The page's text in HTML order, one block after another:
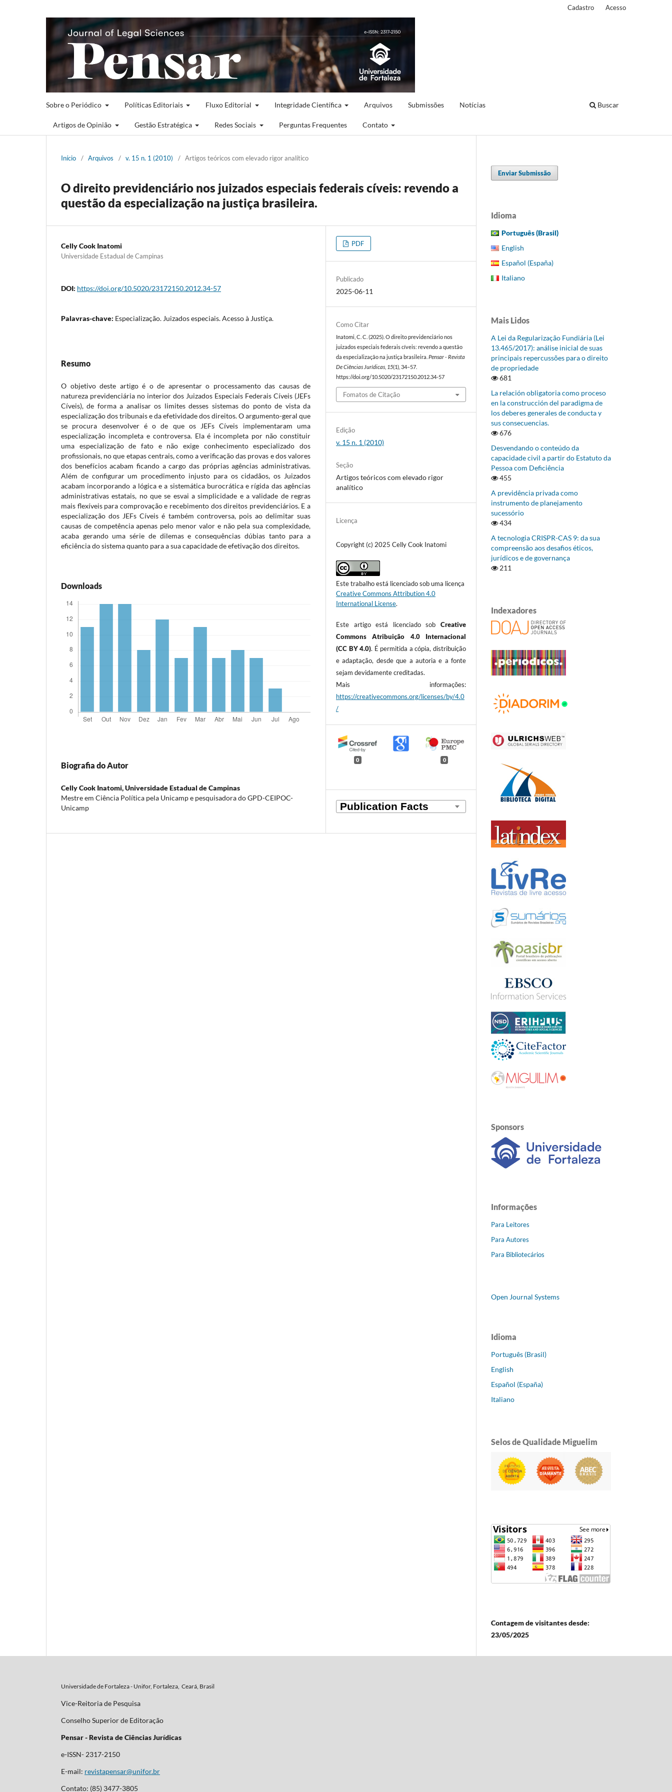
Sobre o Periódico Políticas Editoriais Fluxo Editorial Integridade Científica Arquivos Submissões Notícias
Artigos de Opinião Gestão Estratégica Redes Sociais Perguntas Frequentes Contato
Buscar
Cadastro Acesso
Início / Arquivos / v. 15 n. 1 (2010) / Artigos teóricos com elevado rigor analítico
O direito previdenciário nos juizados especiais federais cíveis: revendo a
questão da especialização na justiça brasileira.
Celly Cook Inatomi
Universidade Estadual de Campinas
DOI: https://doi.org/10.5020/23172150.2012.34-57
Palavras-chave: Especialização. Juizados especiais. Acesso à Justiça.
Resumo
O objetivo deste artigo é o de apresentar o processamento das causas de
natureza previdenciária no interior dos Juizados Especiais Federais Cíveis (JEFs
Cíveis), de forma a analisar os limites desses sistemas do ponto de vista da
especialização dos tribunais e da efetividade dos direitos. O argumento-geral que
se procura desenvolver é o de que os JEFs Cíveis implementaram uma
especialização incompleta e controversa. Ela é incompleta por não constituir
uma especialização de fato e não exige conhecimento especializado dos
profissionais, no que etapas centrais, como a verificação das provas e dos valores
dos benefícios acabam ficando a cargo das próprias agências administrativas.
Além de configurar um procedimento injusto para os cidadãos, os Juizados
acabam incorporando a lógica e a sistemática burocrática e rígida das agências
administrativas estatais, no que se esvai a simplicidade e a validade de regras
mais flexíveis para comprovação e recebimento dos direitos previdenciários. E a
especialização dos JEFs Cíveis é também controversa, pois ao delimitar suas
causas de competência apenas pelo menor valor e não pela sua complexidade,
acaba gerando uma série de dilemas e consequências dúbias tanto para a
eficiência do sistema quanto para a sua capacidade de efetivação dos direitos.
Downloads
Biografia do Autor
Celly Cook Inatomi,Universidade Estadual de Campinas
Mestre em Ciência Política pela Unicamp e pesquisadora do GPD-CEIPOC-
Unicamp
PDF
Publicado
2025-06-11
Como Citar
Inatomi, C. C. (2025). O direito previdenciário nos
juizados especiais federais cíveis: revendo a questão
da especialização na justiça brasileira.Pensar - Revista
De Ciências Jurídicas 15(1), 34–57.
https://doi.org/10.5020/23172150.2012.34-57
Fomatos de Citação
Edição
v. 15 n. 1 (2010)
Seção
Artigos teóricos com elevado rigor
analítico
Licença
Copyright (c) 2025 Celly Cook Inatomi
Este trabalho está licenciado sob uma licença
Creative Commons Attribution 4.0
International License.
Este artigo está licenciado sob Creative
Commons Atribuição 4.0 Internacional
(CC BY 4.0). É permitida a cópia, distribuição
e adaptação, desde que a autoria e a fonte
sejam devidamente creditadas.
Mais informações:
https://creativecommons.org/licenses/by/4.0
/
0 0
Enviar Submissão
Idioma
Português (Brasil)
English
Español (España)
Italiano
Mais Lidos
A Lei da Regularização Fundiária (Lei
13.465/2017): análise inicial de suas
principais repercussões para o direito
de propriedade
681
La relación obligatoria como proceso
en la construcción del paradigma de
los deberes generales de conducta y
sus consecuencias.
676
Desvendando o conteúdo da
capacidade civil a partir do Estatuto da
Pessoa com Deficiência
455
A previdência privada como
instrumento de planejamento
sucessório
434
A tecnologia CRISPR-CAS 9: da sua
compreensão aos desafios éticos,
jurídicos e de governança
211
Indexadores
Sponsors
Informações
Para Leitores
Para Autores
Para Bibliotecários
Open Journal Systems
Idioma
Português (Brasil)
English
Español (España)
Italiano
Selos de Qualidade Miguelim
Contagem de visitantes desde:
23/05/2025
Universidade de Fortaleza - Unifor, Fortaleza, Ceará, Brasil
Vice-Reitoria de Pesquisa
Conselho Superior de Editoração
Pensar - Revista de Ciências Jurídicas
e-ISSN- 2317-2150
E-mail: revistapensar@unifor.br
Contato: (85) 3477-3805